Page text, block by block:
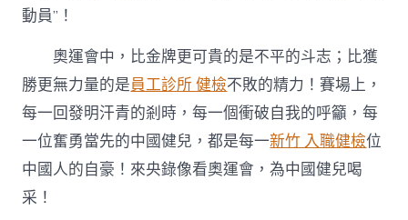
動員”！
奧運會中，比金牌更可貴的是不平的斗志；比獲
勝更無力量的是員工診所 健檢不敗的精力！賽場上，
每一回發明汗青的剎時，每一個衝破自我的呼籲，每
一位奮勇當先的中國健兒，都是每一新竹 入職健檢位
中國人的自豪！來央錄像看奧運會，為中國健兒喝
采！